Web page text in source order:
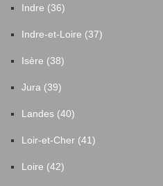
Indre (36)
Indre-et-Loire (37)
Isère (38)
Jura (39)
Landes (40)
Loir-et-Cher (41)
Loire (42)